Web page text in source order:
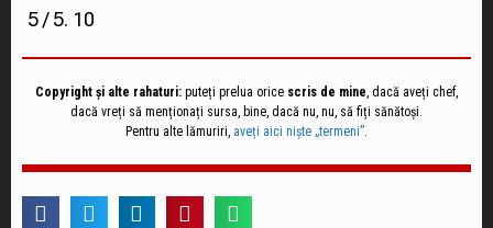
5/ 5. 10
Copyright și alte rahaturi: puteți prelua orice scris de mine , dacă aveți chef,
dacă vreți să menționați sursa, bine, dacă nu, nu, să fiți sănătoși.
Pentru alte lămuriri, aveți aici niște „termeni”